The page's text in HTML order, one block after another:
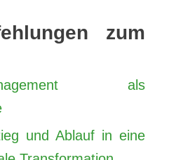
zum
als
und Ablauf in eine